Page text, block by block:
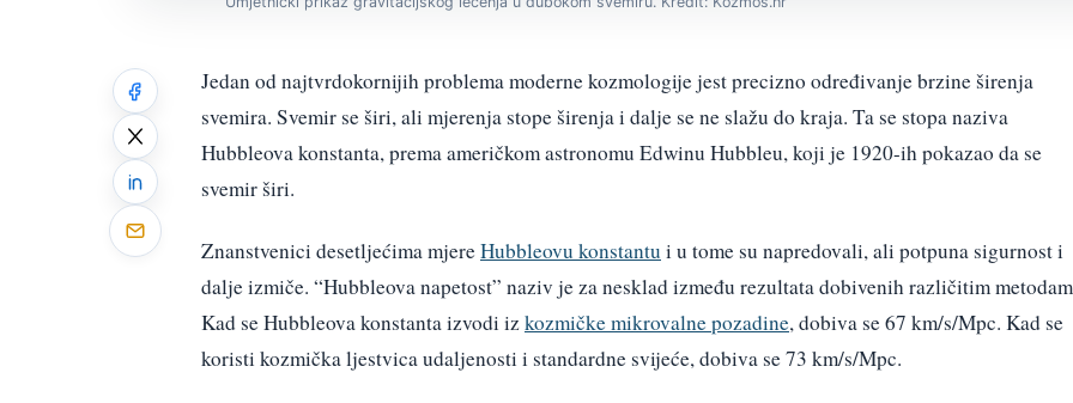
Jedan od najtvrdokornijih problema moderne kozmologije jest precizno određivanje brzine širenja
svemira. Svemir se širi, ali mjerenja stope širenja i dalje se ne slažu do kraja. Ta se stopa naziva
Hubbleova konstanta, prema američkom astronomu Edwinu Hubbleu, koji je 1920-ih pokazao da se
svemir širi.
Znanstvenici desetljećima mjereHubbleovu konstantu i u tome su napredovali, ali potpuna sigurnost i
dalje izmiče. “Hubbleova napetost” naziv je za nesklad između rezultata dobivenih različitim
Kad se Hubbleova konstanta izvodi izkozmičke mikrovalne pozadine, dobiva se 67 km/s/Mpc. Kad se
koristi kozmička ljestvica udaljenosti i standardne svijeće, dobiva se 73 km/s/Mpc.